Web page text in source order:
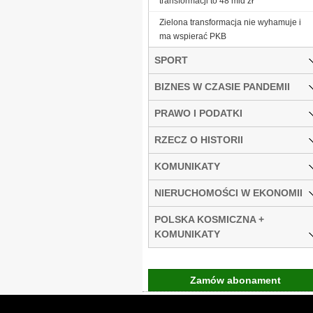
Zielona transformacja nie wyhamuje i
ma wspierać PKB
SPORT
BIZNES W CZASIE PANDEMII
PRAWO I PODATKI
RZECZ O HISTORII
KOMUNIKATY
NIERUCHOMOŚCI W EKONOMII
POLSKA KOSMICZNA +
KOMUNIKATY
Zamów abonament